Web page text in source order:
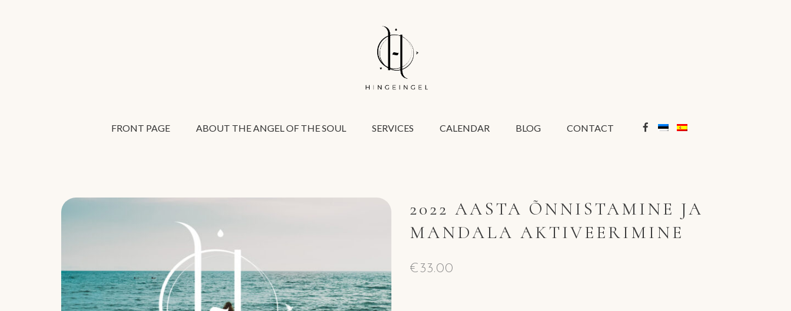
FRONT PAGE ABOUT THE ANGEL OF THE SOUL SERVICES CALENDAR BLOG CONTACT
2022 AASTA ÕNNISTAMINE JA
MANDALA AKTIVEERIMINE
€33.00